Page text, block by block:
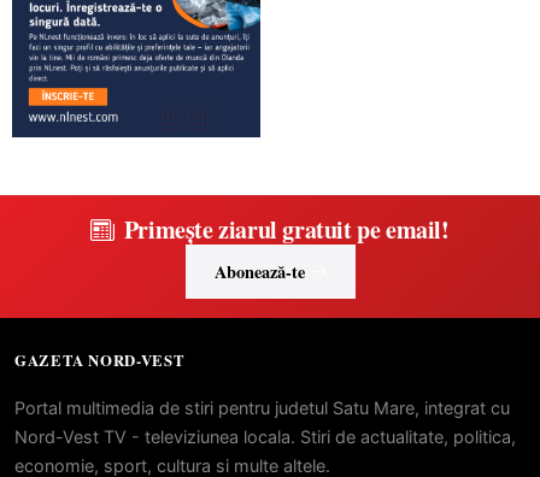
Primește ziarul gratuit pe email!
Abonează-te
GAZETA NORD-VEST
Portal multimedia de stiri pentru judetul Satu Mare, integrat cu
Nord-Vest TV - televiziunea locala. Stiri de actualitate, politica,
economie, sport, cultura si multe altele.